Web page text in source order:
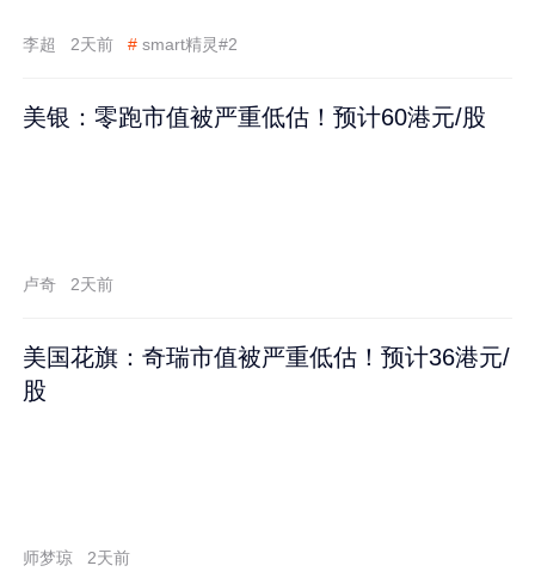
李超 2天前 # smart精灵#2
美银：零跑市值被严重低估！预计60港元/股
卢奇 2天前
美国花旗：奇瑞市值被严重低估！预计36港元/
股
师梦琼 2天前